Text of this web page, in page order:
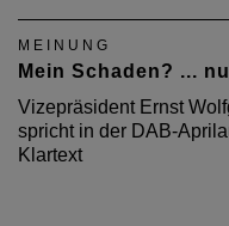
MEINUNG
Mein Schaden? ...
Vizepräsident Ernst
spricht in der DAB-
Klartext